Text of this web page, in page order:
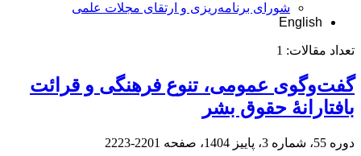
شورای برنامه‌ریزی و ارتقای مجلات علمی
English
تعداد مقالات: 1
گفت‌وگوی عمومی، تنوع فرهنگی و قرائت
بافتارانۀ حقوق بشر
دوره 55، شماره 3، پاییز 1404، صفحه 2201-2223